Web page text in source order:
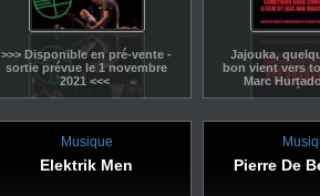
>>> Disponible en pré-vente -
sortie prévue le 1 novembre
2021 <<<
+ Guests(79’ - 2006)
Jajouka,
bon vient vers
Marc
Hurtado -
16mm
«...
Comme
soie...» Chant
Musique
Elektrik Men Pierre De